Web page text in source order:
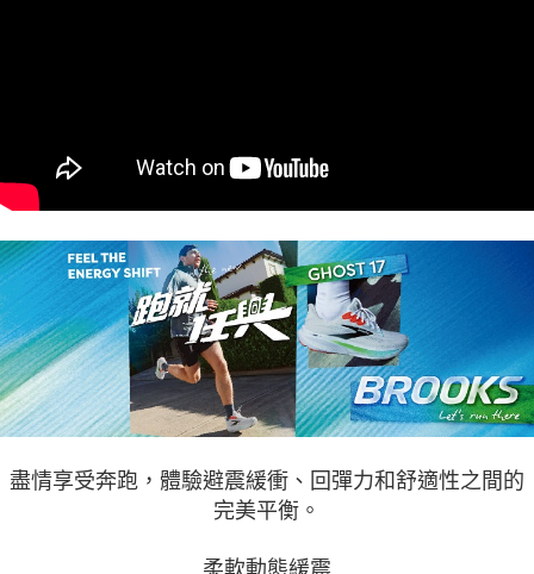
盡情享受奔跑，體驗避震緩衝、回彈力和舒適性之間的
完美平衡。
柔軟動態緩震